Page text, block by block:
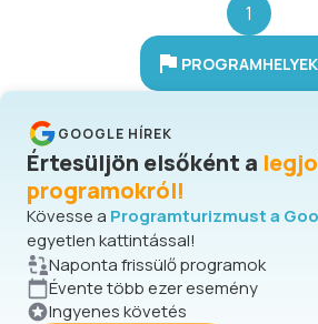
1
GOOGLE HÍREK
Értesüljön elsőként a
programokról!
Kövesse a Programturizmust a
egyetlen kattintással!
Naponta frissülő programok
Évente több ezer esemény
Ingyenes követés